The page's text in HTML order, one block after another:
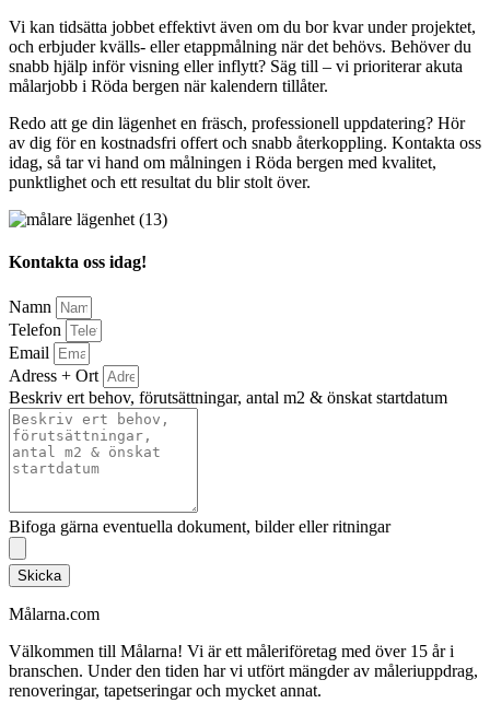
Vi kan tidsätta jobbet effektivt även om du bor kvar under projektet,
och erbjuder kvälls- eller etappmålning när det behövs. Behöver du
snabb hjälp inför visning eller inflytt? Säg till – vi prioriterar akuta
målarjobb i Röda bergen när kalendern tillåter.
Redo att ge din lägenhet en fräsch, professionell uppdatering? Hör
av dig för en kostnadsfri offert och snabb återkoppling. Kontakta oss
idag, så tar vi hand om målningen i Röda bergen med kvalitet,
punktlighet och ett resultat du blir stolt över.
Kontakta oss idag!
Namn
Telefon
Email
Adress + Ort
Beskriv ert behov, förutsättningar, antal m2 & önskat startdatum
Bifoga gärna eventuella dokument, bilder eller ritningar
Skicka
Målarna.com
Välkommen till Målarna! Vi är ett måleriföretag med över 15 år i
branschen. Under den tiden har vi utfört mängder av måleriuppdrag,
renoveringar, tapetseringar och mycket annat.